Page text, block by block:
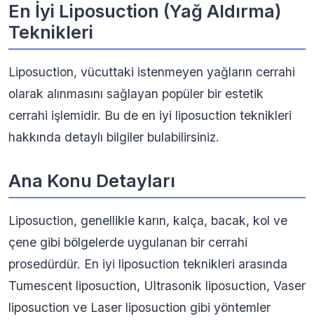
En İyi Liposuction (Yağ Aldırma)
Teknikleri
Liposuction, vücuttaki istenmeyen yağların cerrahi
olarak alınmasını sağlayan popüler bir estetik
cerrahi işlemidir. Bu de en iyi liposuction teknikleri
hakkında detaylı bilgiler bulabilirsiniz.
Ana Konu Detayları
Liposuction, genellikle karın, kalça, bacak, kol ve
çene gibi bölgelerde uygulanan bir cerrahi
prosedürdür. En iyi liposuction teknikleri arasında
Tumescent liposuction, Ultrasonik liposuction, Vaser
liposuction ve Laser liposuction gibi yöntemler